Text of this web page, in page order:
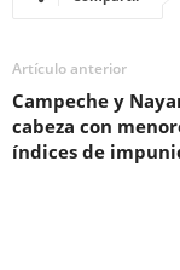
Artículo anterior
Campeche y
cabeza con
índices de